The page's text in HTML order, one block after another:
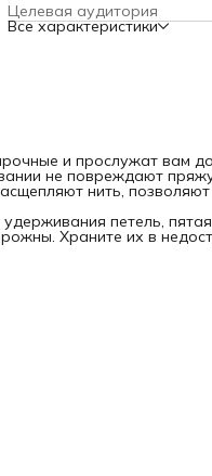
Целевая аудитория
Все характеристики
и прослужат вам
не повреждают
нить,
петель,
Храните их в